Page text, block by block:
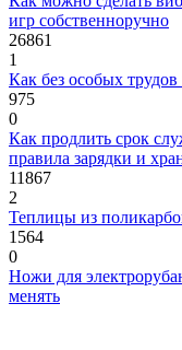
игр собственноручно
26861
1
Как без особых
975
0
Как продлить срок
правила зарядки и
11867
2
Теплицы из
1564
0
Ножи для
менять